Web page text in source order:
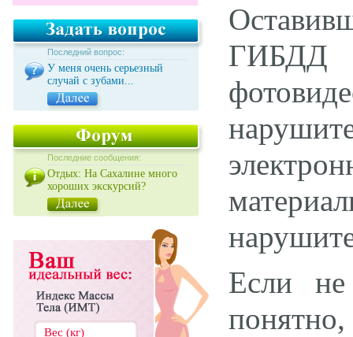
Последний вопрос:
У меня очень серьезный
случай с зубами...
Последние сообщения:
Отдых: На Сахалине много
хороших экскурсий?
ГИБДД
Если не